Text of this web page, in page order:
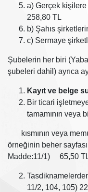
a) Gerçek
258,80 TL
b) Şahıs
c) Sermaye
Şubelerin her biri
şubeleri dahil) ayrıca
Kayıt ve belge
Bir ticari
tamamının veya
kısmının veya
örneğinin beher
Madde:11/1) 65,50
11/2, 104, 105)